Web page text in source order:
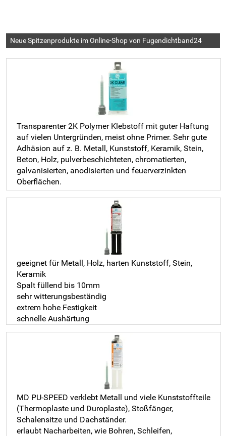
Neue Spitzenprodukte im Online-Shop von Fugendichtband24
Transparenter 2K Polymer Klebstoff mit guter Haftung
auf vielen Untergründen, meist ohne Primer. Sehr gute
Adhäsion auf z. B. Metall, Kunststoff, Keramik, Stein,
Beton, Holz, pulverbeschichteten, chromatierten,
galvanisierten, anodisierten und feuerverzinkten
Oberflächen.
geeignet für Metall, Holz, harten Kunststoff, Stein,
Keramik
Spalt füllend bis 10mm
sehr witterungsbeständig
extrem hohe Festigkeit
schnelle Aushärtung
MD PU-SPEED verklebt Metall und viele Kunststoffteile
(Thermoplaste und Duroplaste), Stoßfänger,
Schalensitze und Dachständer.
erlaubt Nacharbeiten, wie Bohren, Schleifen,